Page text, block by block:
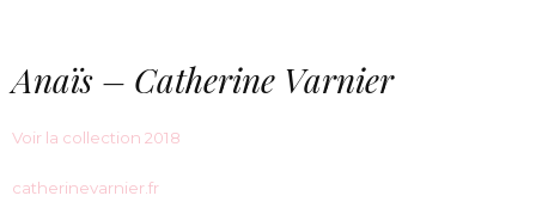
Anaïs – Catherine Varnier
Voir la collection 2018
catherinevarnier.fr